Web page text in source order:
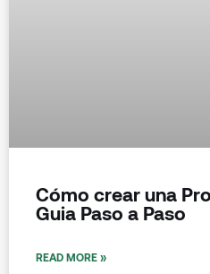
Cómo crear una
Guia Paso a Paso
READ MORE »